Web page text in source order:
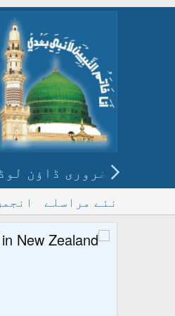
ضروری ڈاؤن
نئے مراسلے